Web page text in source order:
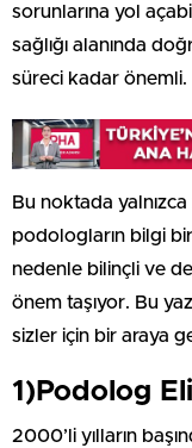
sorunlarına yol
sağlığı alanında
süreci kadar önemli.
Bu noktada
podologların bilgi
nedenle bilinçli ve
önem taşıyor. Bu
sizler için bir araya
1)Podolog
2000’li yılların